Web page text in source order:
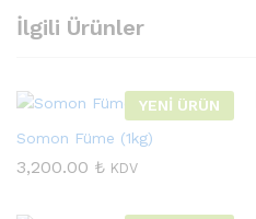
İlgili Ürünler
YENİ ÜRÜN
Somon Füme (1kg)
3,200.00 ₺ KDV